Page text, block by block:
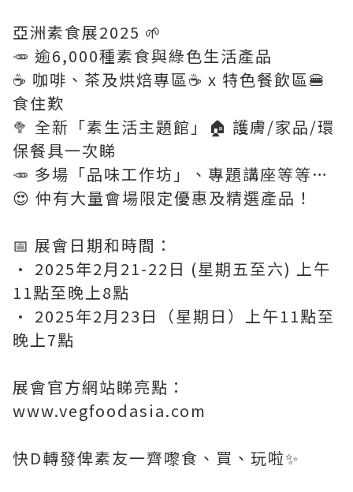
亞洲素食展2025 🌱
🥕 逾6,000種素食與綠色生活產品
☕ ️咖啡、茶及烘焙專區☕ x 特色餐飲區🍔
食住歎
🥦 全新「素生活主題館」🏠 護膚/家品/環
保餐具一次睇
🥕 多場「品味工作坊」、專題講座等等…
😍 仲有大量會場限定優惠及精選產品！
📅 展會日期和時間：
• 2025年2月21-22日 (星期五至六) 上午
11點至晚上8點
• 2025年2月23日（星期日）上午11點至
晚上7點
展會官方網站睇亮點：
www.vegfoodasia.com
快D轉發俾素友一齊嚟食、買、玩啦✨